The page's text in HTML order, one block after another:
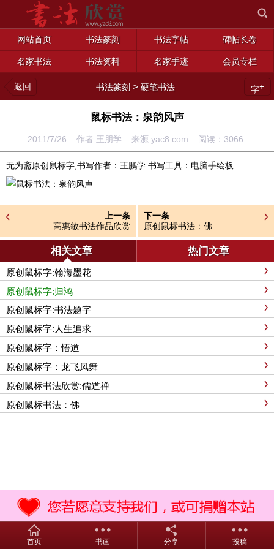
网站首页 书法篆刻 书法字帖 碑帖长卷
名家书法 书法资料 名家手迹 会员专栏
返回 书法篆刻 >硬笔书法 字+
鼠标书法：泉韵风声
2011/7/26 作者:王朋学 来源:yac8.com 阅读： 3066
无为斋原创鼠标字,书写作者：王鹏学 书写工具：电脑手绘板
上一条
高惠敏书法作品欣赏
下一条
原创鼠标书法：佛
相关文章 热门文章
原创鼠标字:翰海墨花
原创鼠标字:归鸿
原创鼠标字:书法题字
原创鼠标字:人生追求
原创鼠标字：悟道
原创鼠标字：龙飞凤舞
原创鼠标书法欣赏:儒道禅
原创鼠标书法：佛
书法欣赏 © 2015 苏ICP备09026750号-2
首页 书画 分享 投稿